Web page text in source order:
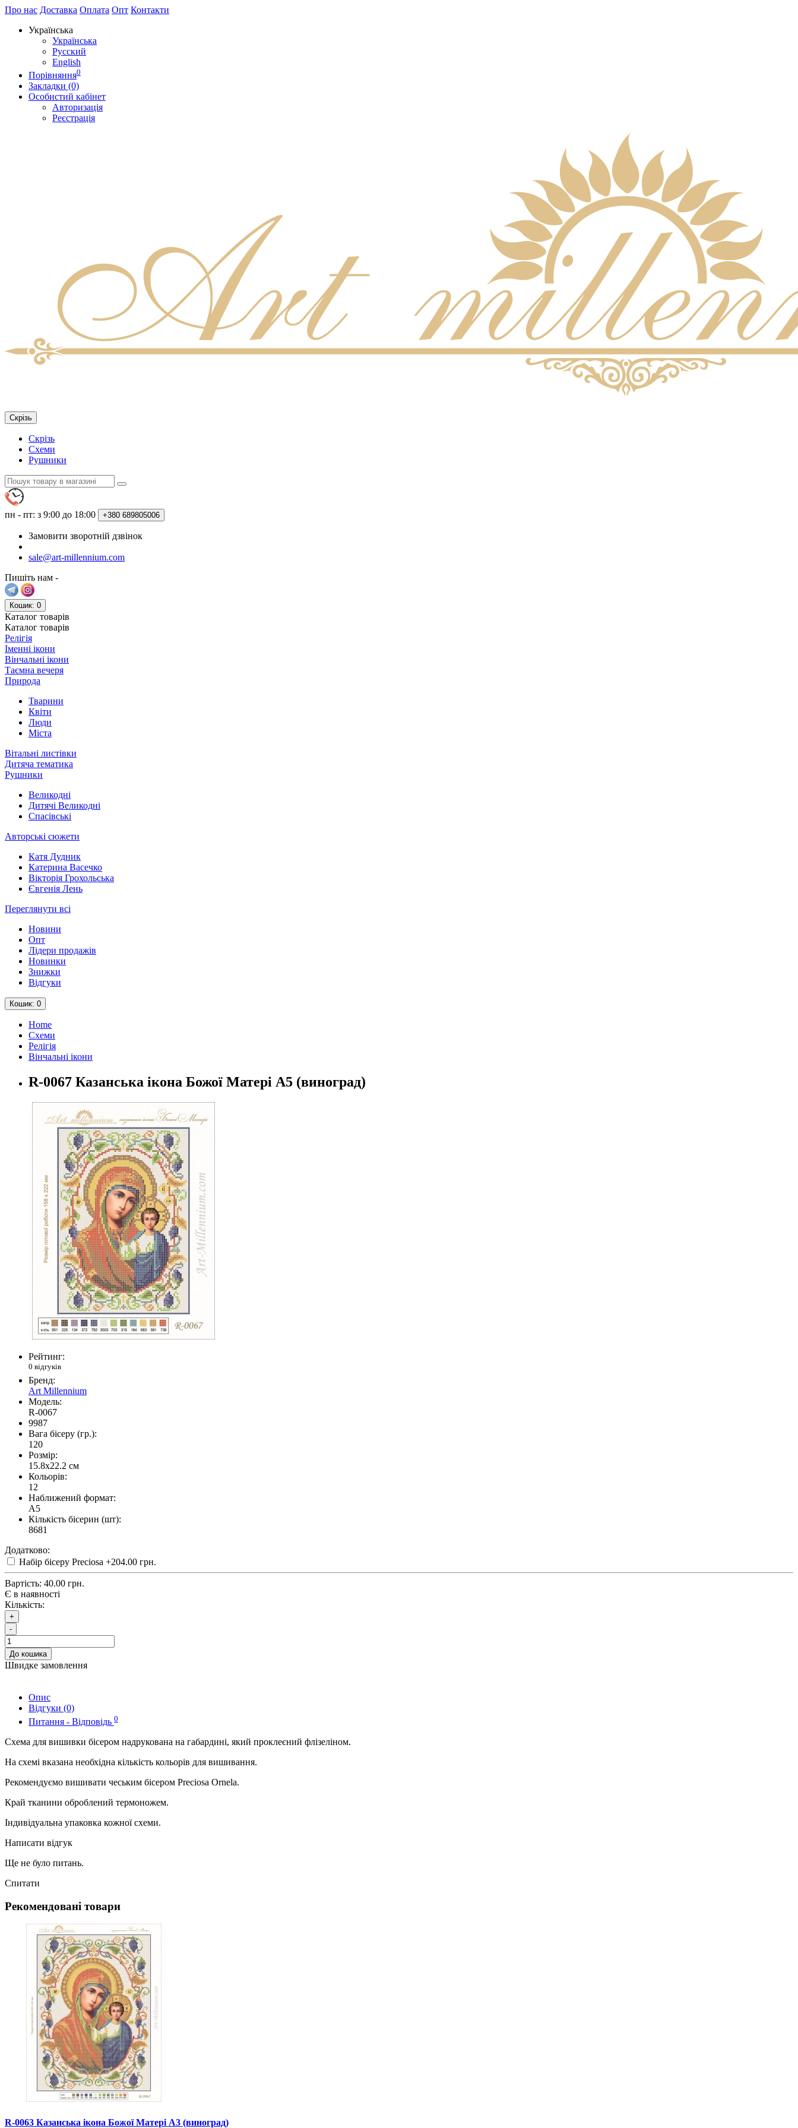
Про нас Доставка Оплата Опт Контакти
Українська
Українська
Русский
English
Порівняння0
Закладки (0)
Особистий кабінет
Авторизація
Реєстрація
Скрізь
Скрізь
Схеми
Рушники
пн - пт: з 9:00 до 18:00 +380 689805006
Замовити зворотній дзвінок
sale@art-millennium.com
Пишіть нам -
Кошик: 0
Каталог товарів
Каталог товарів
Релігія
Іменні ікони
Вінчальні ікони
Таємна вечеря
Природа
Тварини
Квіти
Люди
Міста
Вітальні листівки
Дитяча тематика
Рушники
Великодні
Дитячі Великодні
Спасівські
Авторські сюжети
Катя Дудник
Катерина Васечко
Вікторія Грохольська
Євгенія Лень
Переглянути всі
Новини
Опт
Лідери продажів
Новинки
Знижки
Відгуки
Кошик: 0
Home
Схеми
Релігія
Вінчальні ікони
R-0067 Казанська ікона Божої Матері А5 (виноград)
Рейтинг:
0 відгуків
Бренд:
Art Millennium
Модель:
R-0067
9987
Вага бісеру (гр.):
120
Розмір:
15.8x22.2 см
Кольорів:
12
Наближений формат:
A5
Кількість бісерин (шт):
8681
Додатково:
Набір бісеру Preciosa +204.00 грн.
Вартість: 40.00 грн.
Є в наявності
Кількість:
+
-
До кошика
Швидке замовлення
Опис
Відгуки (0)
Питання - Відповідь 0
Схема для вишивки бісером надрукована на габардині, який проклеєний флізеліном.
На схемі вказана необхідна кількість кольорів для вишивання.
Рекомендуємо вишивати чеським бісером Preciosa Ornela.
Край тканини оброблений термоножем.
Індивідуальна упаковка кожної схеми.
Написати відгук
Ще не було питань.
Спитати
Рекомендовані товари
R-0063 Казанська ікона Божої Матері А3 (виноград)